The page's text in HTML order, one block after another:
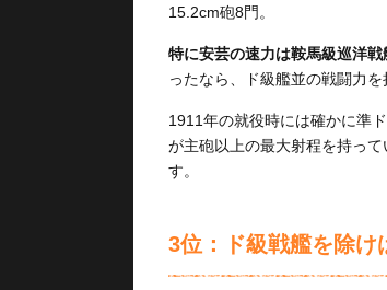
15.2cm砲8門。
特に安芸の速力は鞍馬級巡洋
ったなら、ド級艦並の戦闘力を
1911年の就役時には確かに準
が主砲以上の最大射程を持っ
す。
3位：ド級戦艦を除け